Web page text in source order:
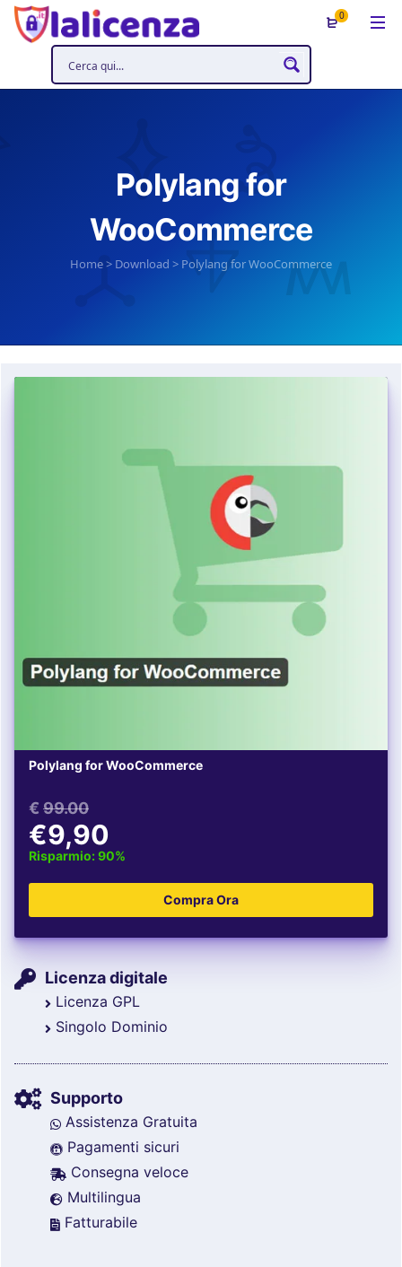
0
Polylang for
WooCommerce
Home> Download > Polylang for WooCommerce
Polylang for WooCommerce
€ 99.00
€9,90
Risparmio: 90%
Licenza digitale
Licenza GPL
Singolo Dominio
Supporto
Assistenza Gratuita
Pagamenti sicuri
Consegna veloce
Multilingua
Fatturabile